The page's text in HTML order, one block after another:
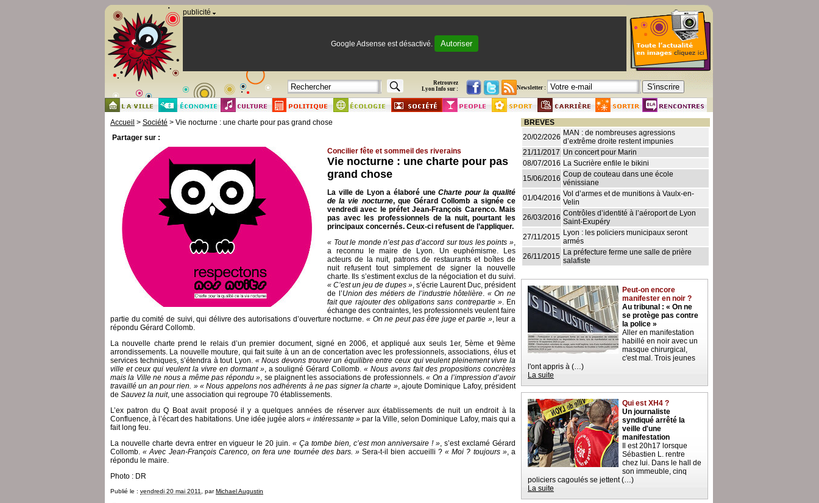
publicité
Google Adsense est désactivé. Autoriser
Retrouvez
Lyon Info sur :
Newsletter :
Accueil > Société > Vie nocturne : une charte pour pas grand chose
Partager sur :
Concilier fête et sommeil des riverains
Vie nocturne : une charte pour pas
grand chose
La ville de Lyon a élaboré uneCharte pour la qualité
de la vie nocturne, que Gérard Collomb a signée ce
vendredi avec le préfet Jean-François Carenco. Mais
pas avec les professionnels de la nuit, pourtant les
principaux concernés. Ceux-ci refusent de l’appliquer.
« Tout le monde n’est pas d’accord sur tous les points »,
a reconnu le maire de Lyon. Un euphémisme. Les
acteurs de la nuit, patrons de restaurants et boîtes de
nuit refusent tout simplement de signer la nouvelle
charte. Ils s’estiment exclus de la négociation et du suivi.
« C’est un jeu de dupes », s’écrie Laurent Duc, président
de l’Union des métiers de l’industrie hôtelière. « On ne
fait que rajouter des obligations sans contrepartie ». En
échange des contraintes, les professionnels veulent faire
partie du comité de suivi, qui délivre des autorisations d’ouverture nocturne. « On ne peut pas être juge et partie », leur a
répondu Gérard Collomb.
La nouvelle charte prend le relais d’un premier document, signé en 2006, et appliqué aux seuls 1er, 5ème et 9ème
arrondissements. La nouvelle mouture, qui fait suite à un an de concertation avec les professionnels, associations, élus et
services techniques, s’étendra à tout Lyon. « Nous devons trouver un équilibre entre ceux qui veulent pleinement vivre la
ville et ceux qui veulent la vivre en dormant », a souligné Gérard Collomb.« Nous avons fait des propositions concrètes
mais la Ville ne nous a même pas répondu », se plaignent les associations de professionnels.« On a l’impression d’avoir
travaillé un an pour rien. » « Nous appelons nos adhérents à ne pas signer la charte », ajoute Dominique Lafoy, président
de Sauvez la nuit, une association qui regroupe 70 établissements.
L’ex patron du Q Boat avait proposé il y a quelques années de réserver aux établissements de nuit un endroit à la
Confluence, à l’écart des habitations. Une idée jugée alors« intéressante »par la Ville, selon Dominique Lafoy, mais qui a
fait long feu.
La nouvelle charte devra entrer en vigueur le 20 juin.« Ça tombe bien, c’est mon anniversaire ! », s’est exclamé Gérard
Collomb.« Avec Jean-François Carenco, on fera une tournée des bars. » Sera-t-il bien accueilli ?« Moi ? toujours », a
répondu le maire.
Photo : DR
Publié le : vendredi 20 mai 2011 , parMichael Augustin
BREVES
20/02/2026 MAN : de nombreuses agressions
d’extrême droite restent impunies
21/11/2017 Un concert pour Marin
08/07/2016 La Sucrière enfile le bikini
15/06/2016 Coup de couteau dans une école
vénissiane
01/04/2016 Vol d’armes et de munitions à Vaulx-en-
Velin
26/03/2016 Contrôles d’identité à l’aéroport de Lyon
Saint-Exupéry
27/11/2015 Lyon : les policiers municipaux seront
armés
26/11/2015 La préfecture ferme une salle de prière
salafiste
Peut-on encore
manifester en noir ?
Au tribunal : « On ne
se protège pas contre
la police »
Aller en manifestation
habillé en noir avec un
masque chirurgical,
c'est mal. Trois jeunes
l'ont appris à (…)
La suite
Qui est XH4 ?
Un journaliste
syndiqué arrêté la
veille d'une
manifestation
Il est 20h17 lorsque
Sébastien L. rentre
chez lui. Dans le hall de
son immeuble, cinq
policiers cagoulés se jettent (…)
La suite
Panneau de gestion des cookies